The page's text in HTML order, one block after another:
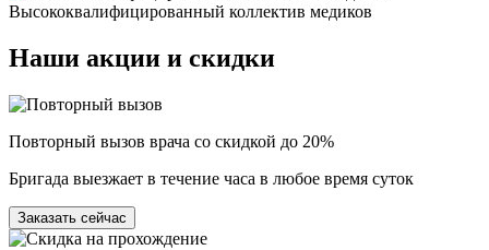
Высококвалифицированный коллектив медиков
Наши акции и скидки
Повторный вызов врача со скидкой до 20%
Бригада выезжает в течение часа в любое время суток
Заказать сейчас